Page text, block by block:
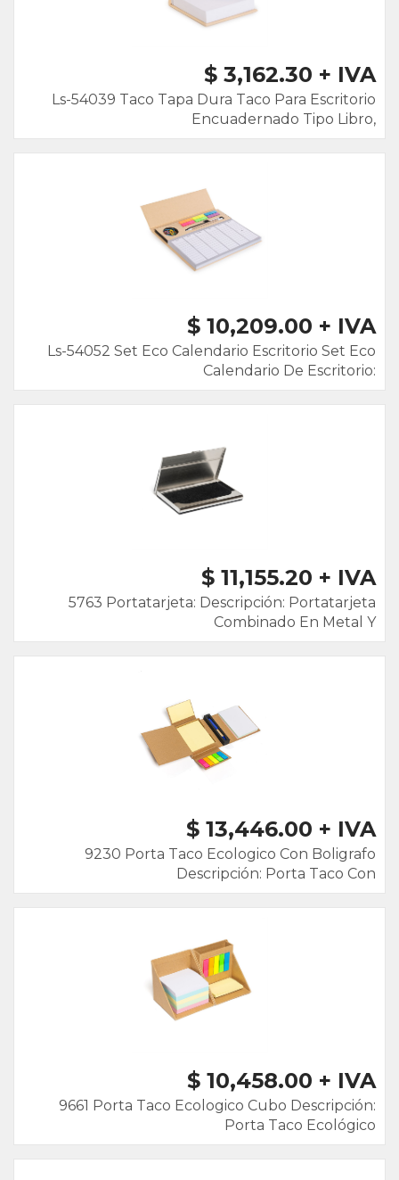
$ 3,162.30 + IVA
Ls-54039 Taco Tapa Dura Taco Para Escritorio
Encuadernado Tipo Libro,
$ 10,209.00 + IVA
Ls-54052 Set Eco Calendario Escritorio Set Eco
Calendario De Escritorio:
$ 11,155.20 + IVA
5763 Portatarjeta: Descripción: Portatarjeta
Combinado En Metal Y
$ 13,446.00 + IVA
9230 Porta Taco Ecologico Con Boligrafo
Descripción: Porta Taco Con
$ 10,458.00 + IVA
9661 Porta Taco Ecologico Cubo Descripción:
Porta Taco Ecológico